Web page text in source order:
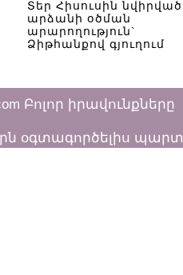
Տեր Հիսուսին նվիրված
արձանի օծման
արարողություն`
Ձիթհանքով գյուղում
Բոլոր իրավունքները
օգտագործելիս